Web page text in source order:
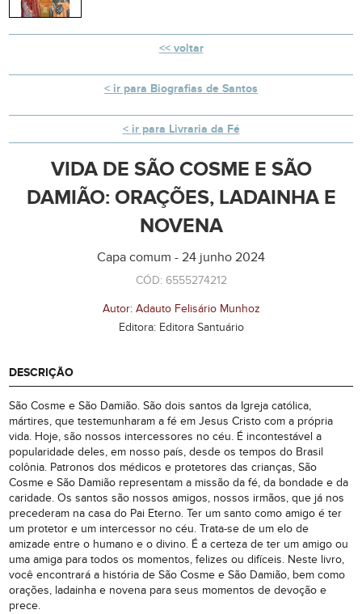
voltar
ir para Biografias de Santos
ir para Livraria da Fé
VIDA DE SÃO COSME E SÃO
DAMIÃO: ORAÇÕES, LADAINHA E
NOVENA
Capa comum - 24 junho 2024
CÓD: 6555274212
Autor: Adauto Felisário Munhoz
Editora: Editora Santuário
DESCRIÇÃO
São Cosme e São Damião. São dois santos da Igreja católica,
mártires, que testemunharam a fé em Jesus Cristo com a própria
vida. Hoje, são nossos intercessores no céu. É incontestável a
popularidade deles, em nosso país, desde os tempos do Brasil
colônia. Patronos dos médicos e protetores das crianças, São
Cosme e São Damião representam a missão da fé, da bondade e da
caridade. Os santos são nossos amigos, nossos irmãos, que já nos
precederam na casa do Pai Eterno. Ter um santo como amigo é ter
um protetor e um intercessor no céu. Trata-se de um elo de
amizade entre o humano e o divino. É a certeza de ter um amigo ou
uma amiga para todos os momentos, felizes ou difíceis. Neste livro,
você encontrará a história de São Cosme e São Damião, bem como
orações, ladainha e novena para seus momentos de devoção e
prece.